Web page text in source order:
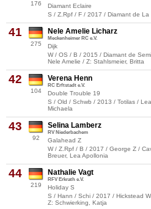
176
Diamant Eclaire
S / Z.Rpf / F / 2017 / Diamant de
41
275
Nele Amelie Licharz
Meckenheimer RC e.V.
Dijk
W / OS / B / 2015 / Diamant de
Nele Amelie / Z: Stahlsmeier, Britta
42
104
Verena Henn
RC Erftstadt e.V.
Double Trouble 19
S / Old / Schwb / 2013 / Totilas /
Michaela
43
92
Selina Lamberz
RV Niederbachem
Galahead Z
W / Z.Rpf / B / 2017 / George Z /
Breuer, Lea Apollonia
44
219
Nathalie Vagt
RFV Erkrath e.V.
Holiday S
S / Hann / Schi / 2017 / Hickstead
Z: Schwierking, Katja